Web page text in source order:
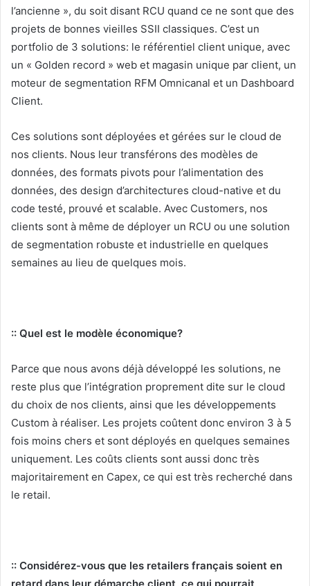
l’ancienne », du soit disant RCU quand ce ne sont que des
projets de bonnes vieilles SSII classiques. C’est un
portfolio de 3 solutions: le référentiel client unique, avec
un « Golden record » web et magasin unique par client, un
moteur de segmentation RFM Omnicanal et un Dashboard
Client.
Ces solutions sont déployées et gérées sur le cloud de
nos clients. Nous leur transférons des modèles de
données, des formats pivots pour l’alimentation des
données, des design d’architectures cloud-native et du
code testé, prouvé et scalable. Avec Customers, nos
clients sont à même de déployer un RCU ou une solution
de segmentation robuste et industrielle en quelques
semaines au lieu de quelques mois.
:: Quel est le modèle économique?
Parce que nous avons déjà développé les solutions, ne
reste plus que l’intégration proprement dite sur le cloud
du choix de nos clients, ainsi que les développements
Custom à réaliser. Les projets coûtent donc environ 3 à 5
fois moins chers et sont déployés en quelques semaines
uniquement. Les coûts clients sont aussi donc très
majoritairement en Capex, ce qui est très recherché dans
le retail.
:: Considérez-vous que les retailers français soient en
retard dans leur démarche client, ce qui pourrait